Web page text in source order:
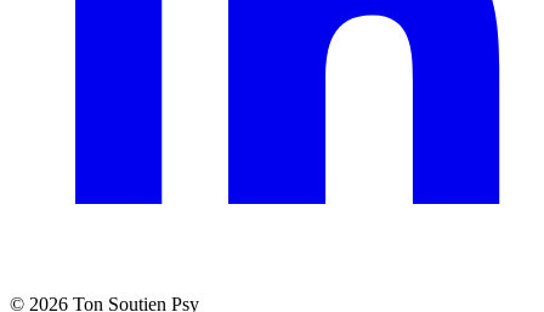
© 2026 Ton Soutien Psy